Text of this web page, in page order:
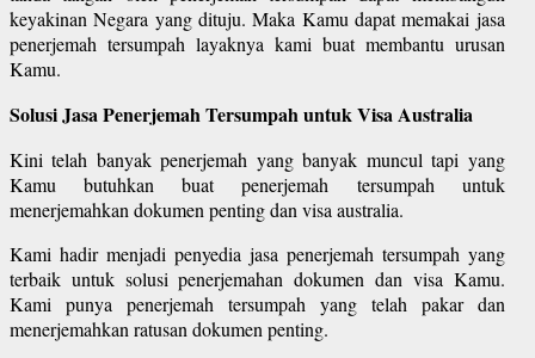
keyakinan Negara yang dituju. Maka Kamu dapat memakai jasa
penerjemah tersumpah layaknya kami buat membantu urusan
Kamu.
Solusi Jasa Penerjemah Tersumpah untuk Visa Australia
Kini telah banyak penerjemah yang banyak muncul tapi yang
Kamu butuhkan buat penerjemah tersumpah untuk
menerjemahkan dokumen penting dan visa australia.
Kami hadir menjadi penyedia jasa penerjemah tersumpah yang
terbaik untuk solusi penerjemahan dokumen dan visa Kamu.
Kami punya penerjemah tersumpah yang telah pakar dan
menerjemahkan ratusan dokumen penting.